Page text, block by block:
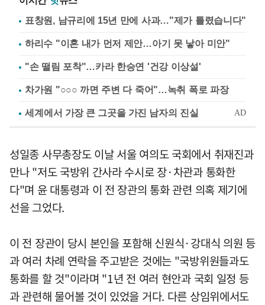
표창원, 남규리에 15년 만에 사과…"제가 틀렸습니다"
하리수 "이혼 내가 먼저 제안…아기 못 낳아 미안"
"손 떨림 포착"…카라 한승연 '건강 이상설'
차가원 "○○○ 까면 주변 다 죽어"…녹취 폭로 파장
성일종 사무총장도 이날 서울 여의도 국회에서 취재진과
만나 "저도 국방위 간사라 수시로 장·차관과 통화한
다"며 윤 대통령과 이 전 장관의 통화 관련 의혹 제기에
선을 그었다.
이 전 장관이 당시 본인을 포함해 신원식·강대식 의원 등
과 여러 차례 연락을 주고받은 것에는 "국방위원들과도
통화를 할 것"이라며 "1년 전 여러 현안과 국회 일정 등
과 관련해 물어볼 것이 있었을 거다. 다른 상임위에서도